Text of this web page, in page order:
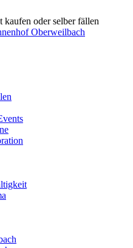
kaufen oder selber fällen